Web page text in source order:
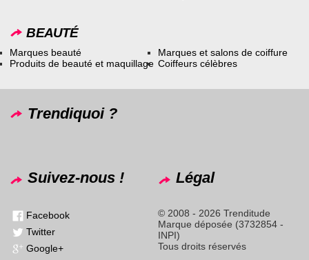
BEAUTÉ
Marques beauté
Produits de beauté et maquillage
Marques et salons de coiffure
Coiffeurs célèbres
Trendiquoi ?
Suivez-nous !
Facebook
Twitter
Google+
Légal
© 2008 - 2026 Trenditude
Marque déposée (3732854 -
INPI)
Tous droits réservés